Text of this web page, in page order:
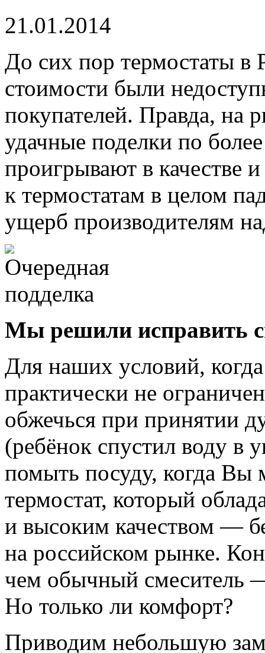
21.01.2014
До сих пор термостаты в
стоимости были
покупателей. Правда, на
удачные поделки по
проигрывают в качестве
к термостатам в целом
ущерб производителям
Мы решили исправить
Для наших условий,
практически не
обжечься при принятии
(ребёнок спустил воду в
помыть посуду, когда Вы
термостат, который
и высоким качеством —
на российском рынке.
чем обычный смеситель
Но только ли комфорт?
Приводим небольшую